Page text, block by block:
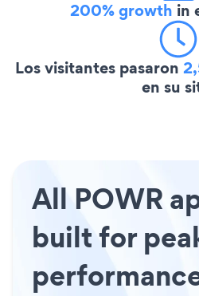
200% growth in
Los visitantes pasaron
en su
All POWR
built for